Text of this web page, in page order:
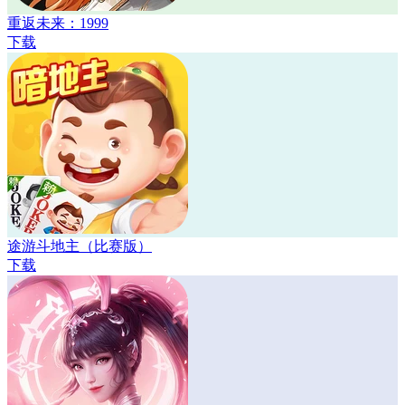
重返未来：1999
下载
途游斗地主（比赛版）
下载